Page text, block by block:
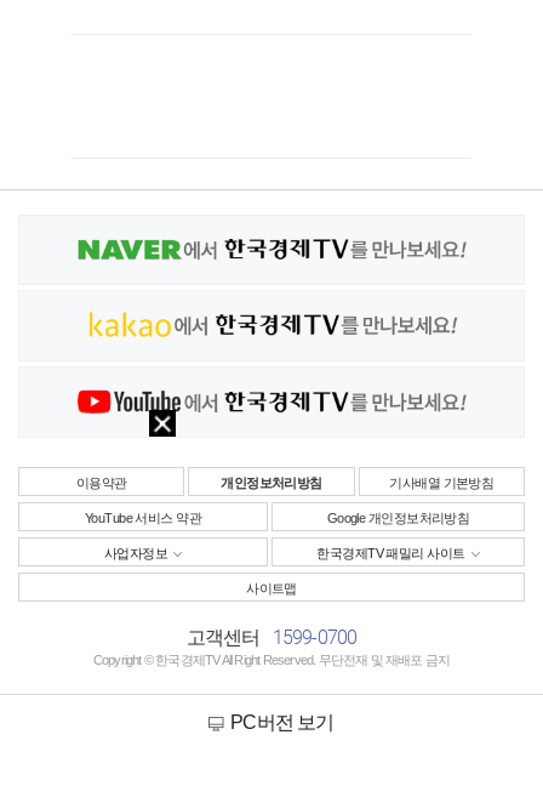
이용약관 개인정보처리방침 기사배열 기본방침
YouTube 서비스 약관 Google 개인정보처리방침
사업자정보 한국경제TV 패밀리 사이트
사이트맵
고객센터 1599-0700
Copyright © 한국경제TV All Right Reserved. 무단전재 및 재배포 금지
PC버전 보기